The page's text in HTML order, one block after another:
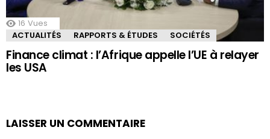
16 Vues
ACTUALITÉS
RAPPORTS & ÉTUDES SOCIÉTÉS
Finance climat : l’Afrique appelle l’UE à relayer
les USA
LAISSER UN COMMENTAIRE